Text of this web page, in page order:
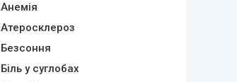
Анемія
Атеросклероз
Безсоння
Біль у суглобах